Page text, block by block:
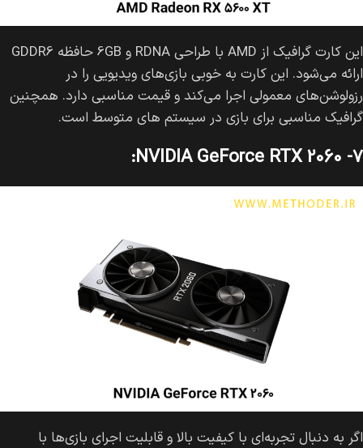
این کارت گرافیک از AMD با طراحی RDNA و 6GB حافظه GDDR6
ارائه می‌شود. این کارت به خوبی بازی‌های ویدیویی را در
رزولوشن‌های معمولی اجرا می‌کند و قیمت مناسبی دارد. همچنین
گرافیک مناسبی برای بازی در سیستم های متوسط است.
۷- NVIDIA GeForce RTX 2060:
اگر به دنبال تجربه‌ای با کیفیت بالا و قابلیت اجرای بازی‌ها با